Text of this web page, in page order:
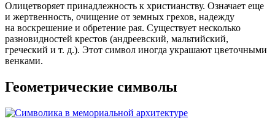
Олицетворяет принадлежность к христианству. Означает еще
и жертвенность, очищение от земных грехов, надежду
на воскрешение и обретение рая. Существует несколько
разновидностей крестов (андреевский, мальтийский,
греческий и т. д.). Этот символ иногда украшают цветочными
венками.
Геометрические символы